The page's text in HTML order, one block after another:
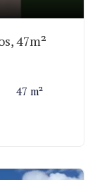
47m²
47 m²